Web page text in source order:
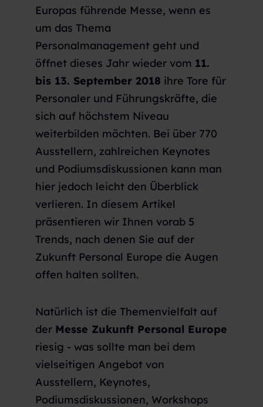
Europas führende Messe, wenn es
um das Thema
Personalmanagement geht und
öffnet dieses Jahr wieder vom 11.
bis 13. September 2018 ihre Tore für
Personaler und Führungskräfte, die
sich auf höchstem Niveau
weiterbilden möchten. Bei über 770
Ausstellern, zahlreichen Keynotes
und Podiumsdiskussionen kann man
hier jedoch leicht den Überblick
verlieren. In diesem Artikel
präsentieren wir Ihnen vorab 5
Trends, nach denen Sie auf der
Zukunft Personal Europe die Augen
offen halten sollten.
Natürlich ist die Themenvielfalt auf
der Messe Zukunft Personal Europe
riesig - was sollte man bei dem
vielseitigen Angebot von
Ausstellern, Keynotes,
Podiumsdiskussionen, Workshops